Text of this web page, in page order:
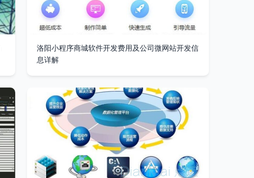
洛阳小程序商城软件开发费用及公司微网站开发信
息详解